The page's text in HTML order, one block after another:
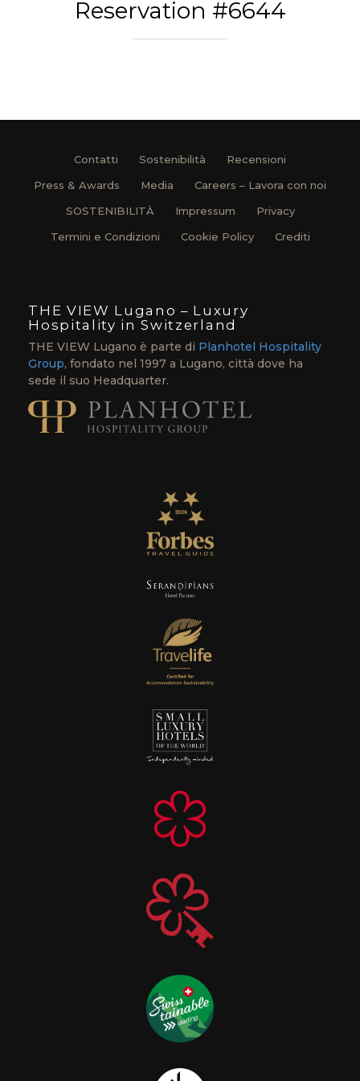
Reservation #6644
Contatti Sostenibilità
Recensioni
Press & Awards
Media
Careers – Lavora con noi
SOSTENIBILITÀ
Impressum
Privacy
Termini e Condizioni
Cookie Policy Crediti
THE VIEW Lugano – Luxury
Hospitality in Switzerland
THE VIEW Lugano è parte di Planhotel Hospitality
Group, fondato nel 1997 a Lugano, città dove ha
sede il suo Headquarter.